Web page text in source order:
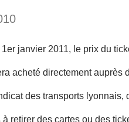
janvier 2011, le prix du
acheté directement auprès
des transports
retirer des cartes ou des